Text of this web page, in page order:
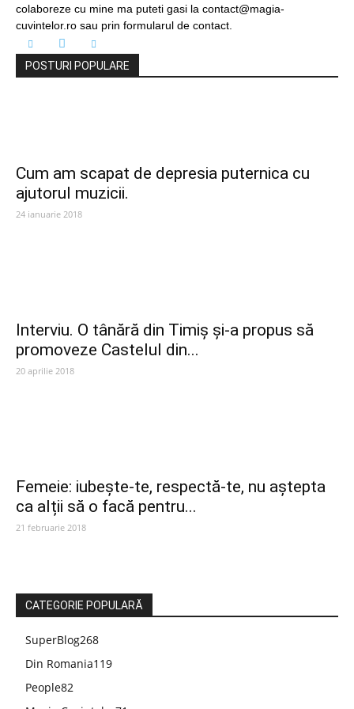
colaboreze cu mine ma puteti gasi la contact@magia-
cuvintelor.ro sau prin formularul de contact.
POSTURI POPULARE
Cum am scapat de depresia puternica cu
ajutorul muzicii.
24 ianuarie 2018
Interviu. O tânără din Timiș și-a propus să
promoveze Castelul din...
20 aprilie 2018
Femeie: iubește-te, respectă-te, nu aștepta
ca alții să o facă pentru...
21 februarie 2018
CATEGORIE POPULARĂ
SuperBlog268
Din Romania119
People82